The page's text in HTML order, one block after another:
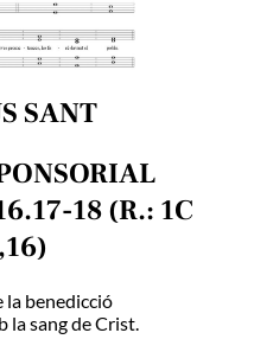
SANT
18 (R.: 1C
la benedicció
la sang de Crist.